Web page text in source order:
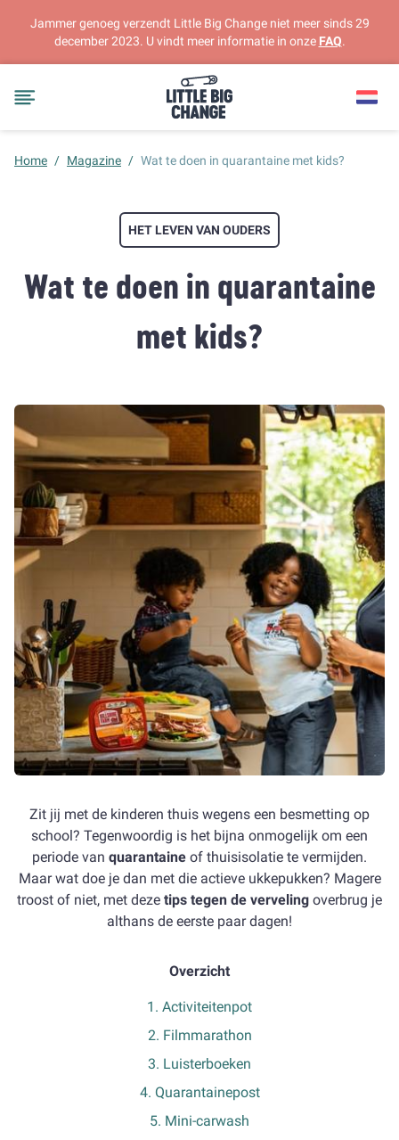
Jammer genoeg verzendt Little Big Change niet meer sinds 29
december 2023. U vindt meer informatie in onze FAQ.
Home / Magazine / Wat te doen in quarantaine met kids?
HET LEVEN VAN OUDERS
Wat te doen in quarantaine
met kids?
Zit jij met de kinderen thuis wegens een besmetting op
school? Tegenwoordig is het bijna onmogelijk om een
periode van quarantaine of thuisisolatie te vermijden.
Maar wat doe je dan met die actieve ukkepukken? Magere
troost of niet, met deze tips tegen de verveling overbrug je
althans de eerste paar dagen!
Overzicht
1. Activiteitenpot
2. Filmmarathon
3. Luisterboeken
4. Quarantainepost
5. Mini-carwash